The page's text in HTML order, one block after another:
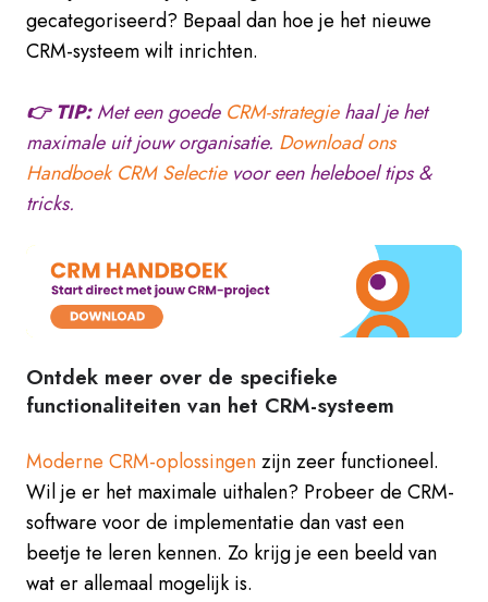
gecategoriseerd? Bepaal dan hoe je het nieuwe
CRM-systeem wilt inrichten.
👉 TIP:Met een goede CRM-strategiehaal je het
maximale uit jouw organisatie. Download ons
Handboek CRM Selectievoor een heleboel tips &
tricks.
Ontdek meer over de specifieke
functionaliteiten van het CRM-systeem
Moderne CRM-oplossingenzijn zeer functioneel.
Wil je er het maximale uithalen? Probeer de CRM-
software voor de implementatie dan vast een
beetje te leren kennen. Zo krijg je een beeld van
wat er allemaal mogelijk is.